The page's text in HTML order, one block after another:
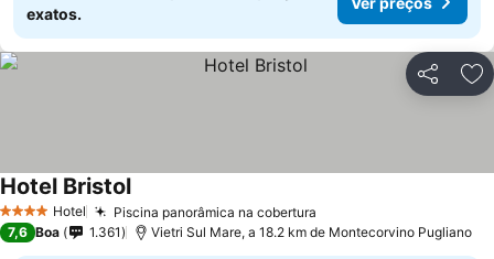
exatos.
Partilhar
4 EstrelasHotel Piscina panorâmica na cobertura
Hotel BristolVer preços
7,6 Boa 1.361 Vietri Sul Mare, a 18.2 km de Montecorvino Pugliano